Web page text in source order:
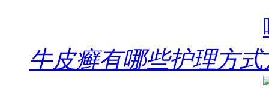
牛皮癣有哪些护理方式